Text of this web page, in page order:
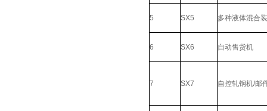
5 SX5 多种液体混合
6 SX6 自动售货机
7 SX7 自控轧钢机/邮